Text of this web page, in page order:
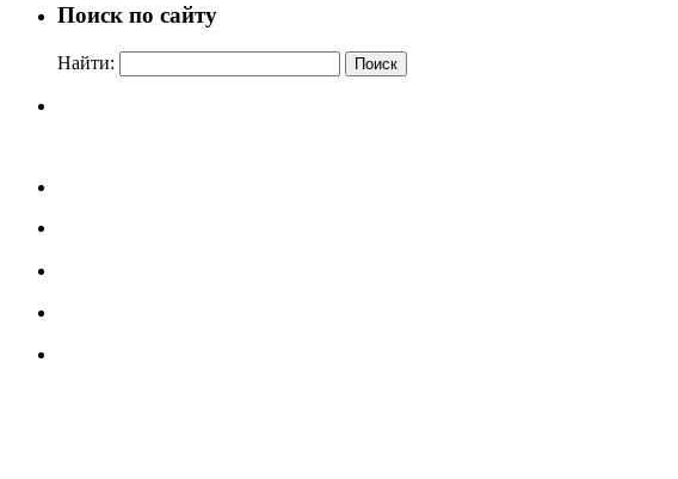
Поиск по сайту
Найти: